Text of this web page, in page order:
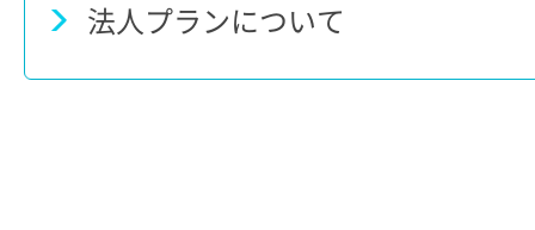
法人プランについて